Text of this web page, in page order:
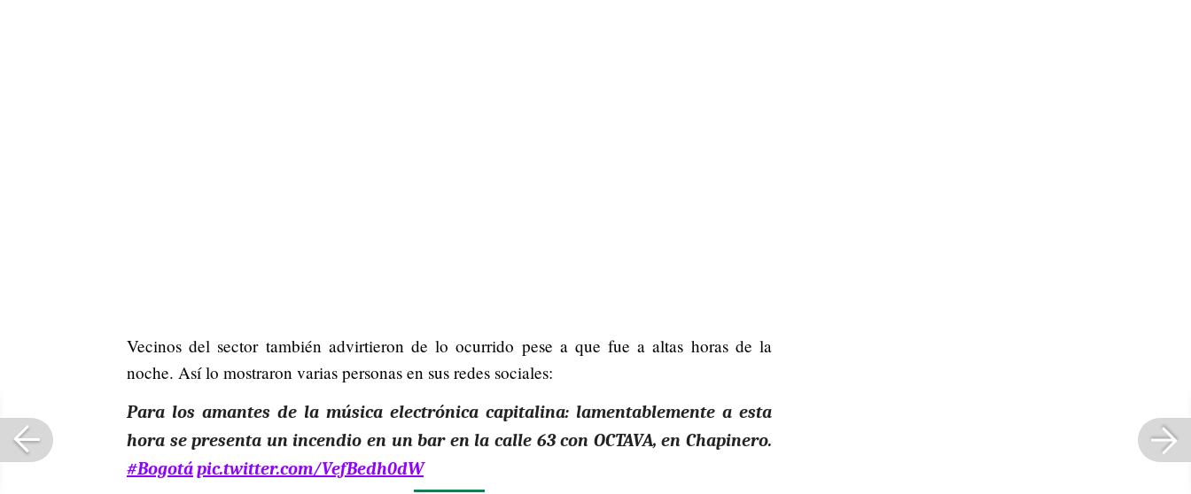
Vecinos del sector también advirtieron de lo ocurrido pese a que fue a altas horas de la
noche. Así lo mostraron varias personas en sus redes sociales:
Para los amantes de la música electrónica capitalina: lamentablemente a esta
hora se presenta un incendio en un bar en la calle 63 con OCTAVA, en Chapinero.
#Bogotápic.twitter.com/VefBedh0dW